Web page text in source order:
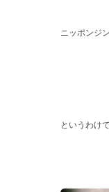
ニッポンジ
というわけ